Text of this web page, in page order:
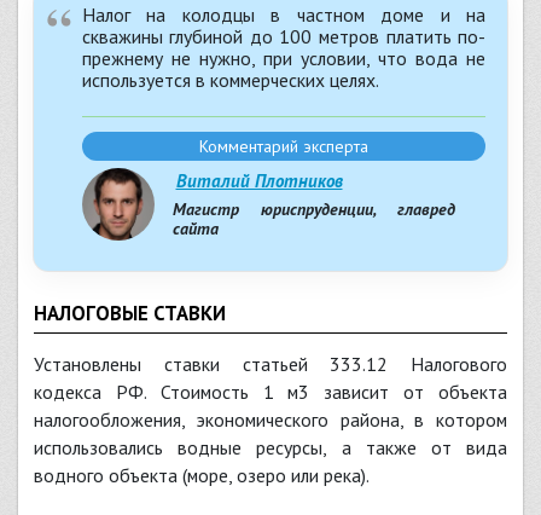
Налог на колодцы в частном доме и на
скважины глубиной до 100 метров платить по-
прежнему не нужно, при условии, что вода не
используется в коммерческих целях.
Виталий Плотников
Магистр юриспруденции, главред
сайта
Комментарий эксперта
НАЛОГОВЫЕ СТАВКИ
Установлены ставки статьей 333.12 Налогового
кодекса РФ. Стоимость 1 м3 зависит от объекта
налогообложения, экономического района, в котором
использовались водные ресурсы, а также от вида
водного объекта (море, озеро или река).